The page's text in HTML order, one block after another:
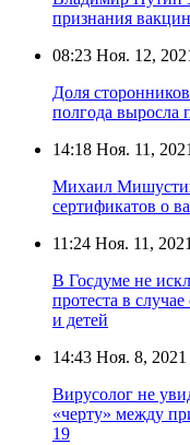
признания
08:23 Ноя. 12,
Доля
полгода выросла
14:18 Ноя. 11, 2021
Михаил
сертификатов о
11:24 Ноя. 11, 2021
В Госдуме не
протеста в
и детей
14:43 Ноя. 8, 2021
Вирусолог не
«черту» между
19